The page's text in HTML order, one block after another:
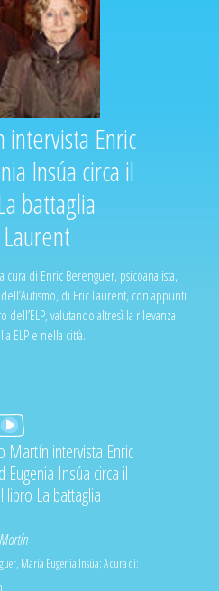
intervista Enric
Insúa circa il
battaglia
di Enric Berenguer, psicoanalista,
di Eric Laurent, con appunti
dell’ELP, valutando altresì la rilevanza
ELP e nella città.
Martín intervista Enric
Eugenia Insúa circa il
libro La battaglia
, María Eugenia Insúa;A cura di: